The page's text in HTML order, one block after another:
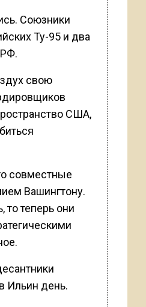
Союзники
Ту-95 и два
свою
США,
совместные
Вашингтону.
то теперь они
Ильин день.